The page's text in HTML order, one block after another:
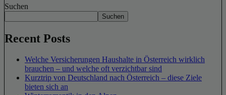
Suchen
Suchen
Recent Posts
Welche Versicherungen Haushalte in Österreich wirklich
brauchen – und welche oft verzichtbar sind
Kurztrip von Deutschland nach Österreich – diese Ziele
bieten sich an